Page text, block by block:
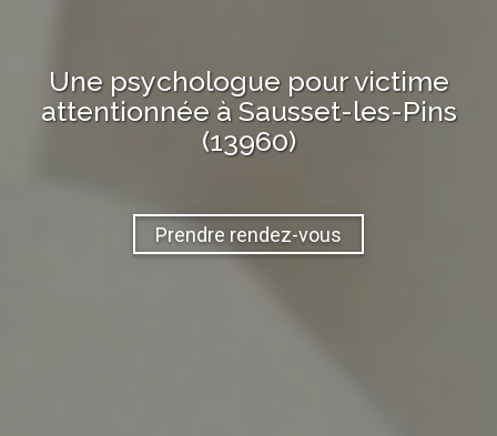
Une psychologue pour victime
attentionnée à Sausset-les-Pins
(13960)
Prendre rendez-vous